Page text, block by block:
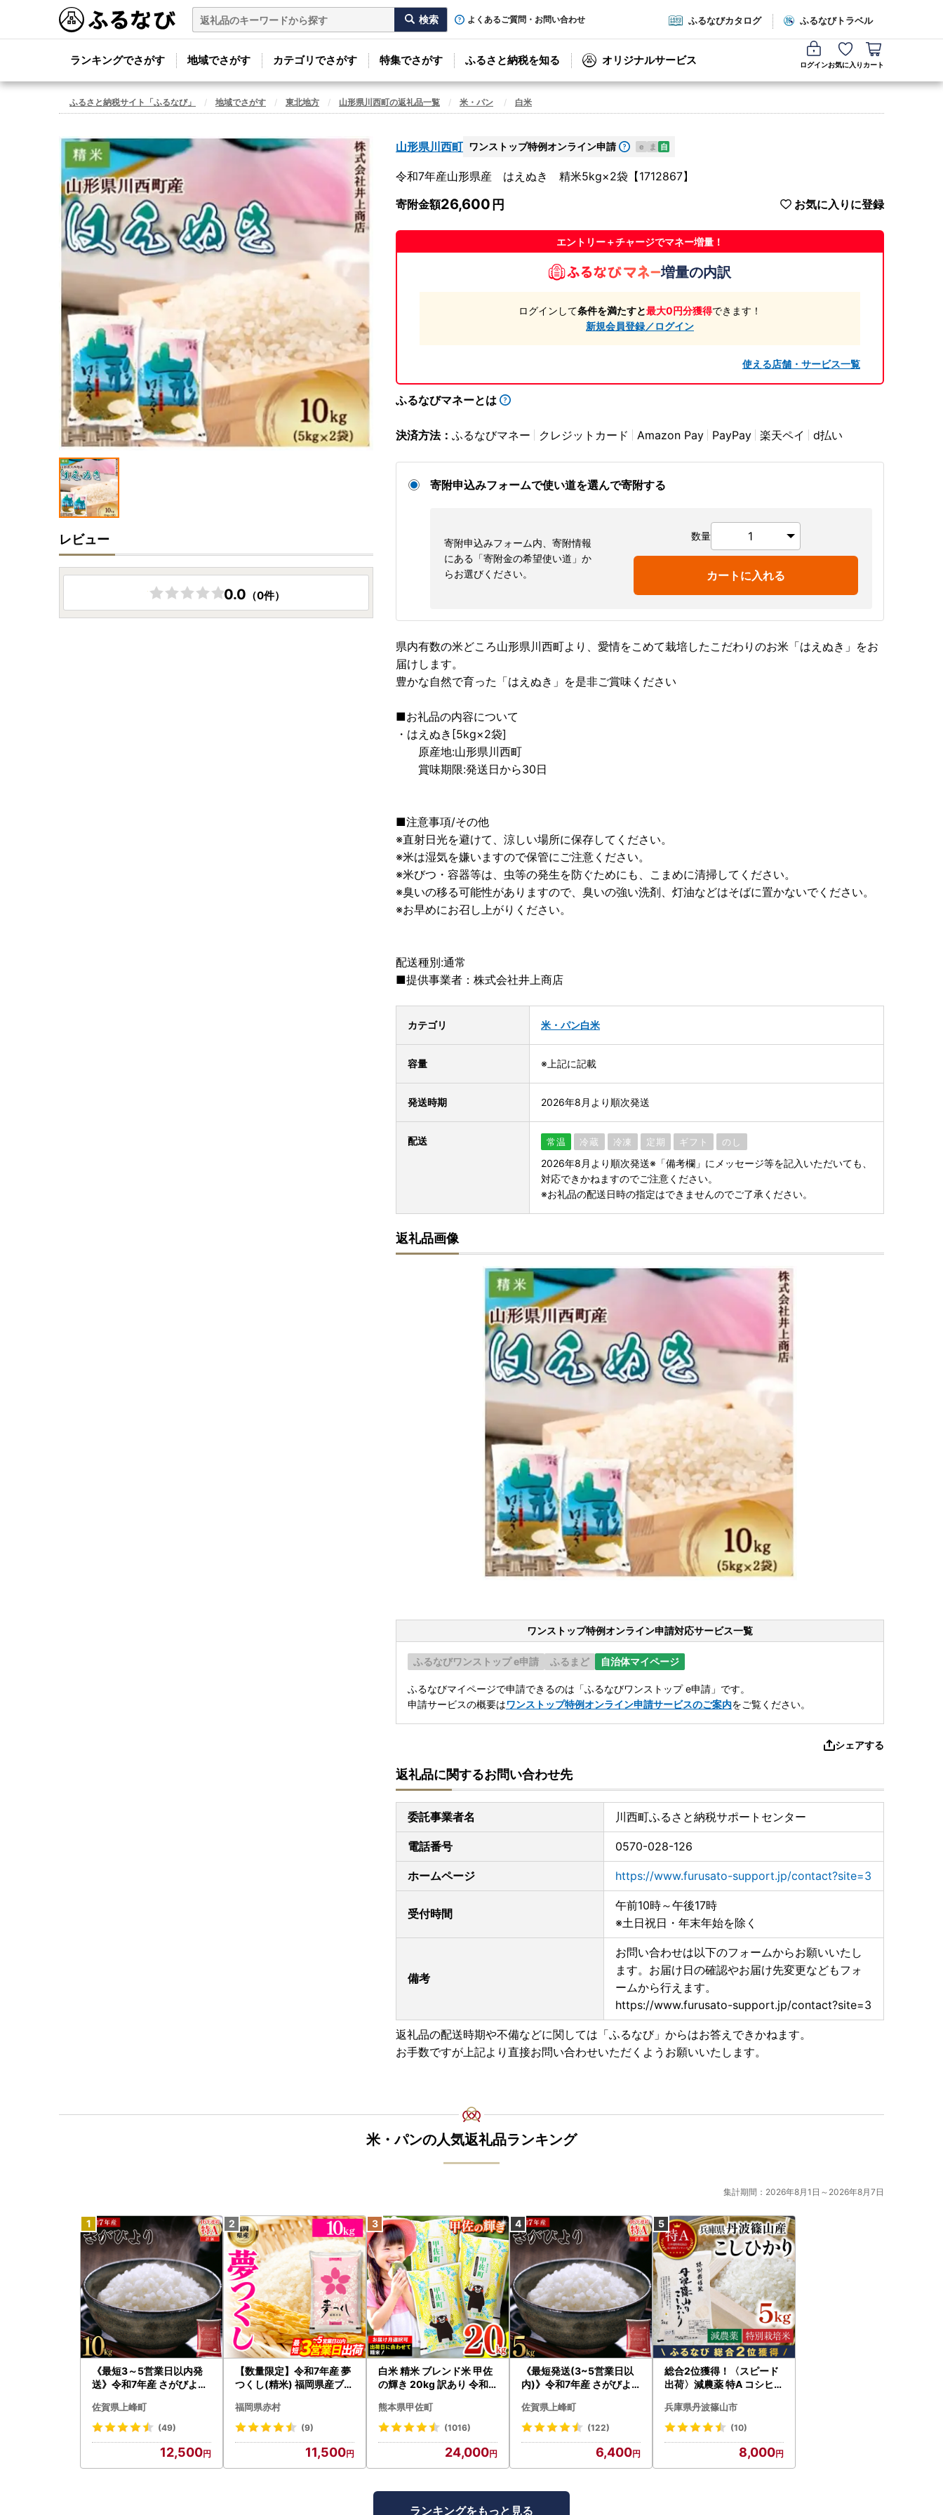
よくあるご質問・お問い合わせ ふるなびカタログ ふるなびトラベル
ランキングでさがす 地域でさがす カテゴリでさがす 特集でさがす ふるさと納税を知る オリジナルサービス ログインお気に入り カート
ふるさと納税サイト「ふるなび」 地域でさがす 東北地方 山形県川西町の返礼品一覧 米・パン 白米
山形県川西町 ワンストップ特例オンライン申請 e ま 自
令和7年産山形県産 はえぬき 精米5kg×2袋【1712867】
寄附金額26,600 お気に入りに登録
エントリー＋チャージでマネー増量！
増量の内訳
ログインして条件を満たすと最大0円分獲得できます！
新規会員登録／ログイン
使える店舗・サービス一覧
ふるなびマネーとは
決済方法： ふるなびマネー クレジットカード Amazon Pay PayPay 楽天ペイ d払い
寄附申込みフォームで使い道を選んで寄附する
寄附申込みフォーム内、寄附情報
にある「寄附金の希望使い道」か
らお選びください。
数量
カートに入れる
県内有数の米どころ山形県川西町より、愛情をこめて栽培したこだわりのお米「はえぬき」をお
届けします。
豊かな自然で育った「はえぬき」を是非ご賞味ください
■お礼品の内容について
・はえぬき[5kg×2袋]
原産地:山形県川西町
賞味期限:発送日から30日
■注意事項/その他
※直射日光を避けて、涼しい場所に保存してください。
※米は湿気を嫌いますので保管にご注意ください。
※米びつ・容器等は、虫等の発生を防ぐためにも、こまめに清掃してください。
※臭いの移る可能性がありますので、臭いの強い洗剤、灯油などはそばに置かないでください。
※お早めにお召し上がりください。
配送種別:通常
■提供事業者：株式会社井上商店
カテゴリ 米・パン白米
容量 ※上記に記載
発送時期 2026年8月より順次発送
配送 常温 冷蔵 冷凍 定期 ギフト のし
2026年8月より順次発送※「備考欄」にメッセージ等を記入いただいても、
対応できかねますのでご注意ください。
※お礼品の配送日時の指定はできませんのでご了承ください。
返礼品画像
ワンストップ特例オンライン申請対応サービス一覧
ふるなびワンストップ e申請 ふるまど 自治体マイページ
ふるなびマイページで申請できるのは「ふるなびワンストップ e申請」です。
申請サービスの概要はワンストップ特例オンライン申請サービスのご案内をご覧ください。
シェアする
返礼品に関するお問い合わせ先
委託事業者名 川西町ふるさと納税サポートセンター
電話番号 0570-028-126
ホームページ https://www.furusato-support.jp/contact?site=3
受付時間
午前10時～午後17時
※土日祝日・年末年始を除く
備考
お問い合わせは以下のフォームからお願いいたし
ます。お届け日の確認やお届け先変更などもフォ
ームから行えます。
https://www.furusato-support.jp/contact?site=3
返礼品の配送時期や不備などに関しては「ふるなび」からはお答えできかねます。
お手数ですが上記より直接お問い合わせいただくようお願いいたします。
レビュー
0.0 （0件）
米・パンの人気返礼品ランキング
集計期間：2026年8月1日～2026年8月7日
《最短3～5営業日以内発
送》令和7年産 さがびより
佐賀県上峰町
(49)
12,500
【数量限定】令和7年産 夢
つくし(精米) 福岡県産ブラ
)
福岡県赤村
(9)
11,500
白米 精米 ブレンド米 甲佐
の輝き 20kg 訳あり 令和7
熊本県甲佐町
(1016)
24,000
《最短発送(3~5営業日以
内)》令和7年産 さがびよ
佐賀県上峰町
(122)
6,400
総合2位獲得！〈スピード
出荷〉減農薬 特A コシヒカ
培米 こしひかり
兵庫県丹波篠山市
(10)
8,000
ランキングをもっと見る